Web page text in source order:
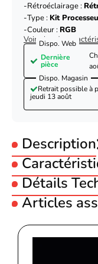
Rétroéclairage :
Type : Kit
Couleur : RGB
Voir plus de
Dispo. Web
Dernière
pièce
Dispo. Magasin
Retrait possible à
jeudi 13 août
Description
M.RED AIO
(OEM)-Seconde
Format Radiateur :
Socket :INTEL
Socket :INTEL
Socket :AMD AM5
Socket :INTEL
Détails
Spécification
Type
Articles